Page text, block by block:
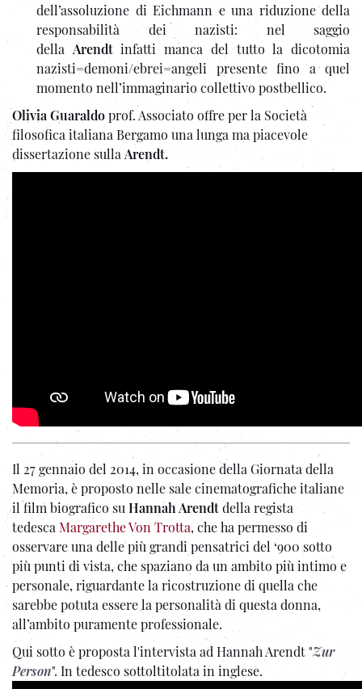
dell’assoluzione di Eichmann e una riduzione della
responsabilità dei nazisti: nel saggio
della Arendtinfatti manca del tutto la dicotomia
nazisti=demoni/ebrei=angeli presente fino a quel
momento nell’immaginario collettivo postbellico.
Olivia Guaraldoprof. Associato offre per la Società
filosofica italiana Bergamo una lunga ma piacevole
dissertazione sulla Arendt.
Il 27 gennaio del 2014, in occasione della Giornata della
Memoria, è proposto nelle sale cinematografiche italiane
il film biografico su Hannah Arendtdella regista
tedesca Margarethe Von Trotta, che ha permesso di
osservare una delle più grandi pensatrici del ‘900 sotto
più punti di vista, che spaziano da un ambito più intimo e
personale, riguardante la ricostruzione di quella che
sarebbe potuta essere la personalità di questa donna,
all’ambito puramente professionale.
Qui sotto è proposta l'intervista ad Hannah Arendt "Zur
Person". In tedesco sottoltitolata in inglese.